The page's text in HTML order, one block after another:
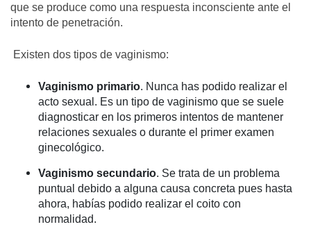
que se produce como una respuesta inconsciente ante el
intento de penetración.
Existen dos tipos de vaginismo:
Vaginismo primario. Nunca has podido realizar el
acto sexual. Es un tipo de vaginismo que se suele
diagnosticar en los primeros intentos de mantener
relaciones sexuales o durante el primer examen
ginecológico.
Vaginismo secundario. Se trata de un problema
puntual debido a alguna causa concreta pues hasta
ahora, habías podido realizar el coito con
normalidad.